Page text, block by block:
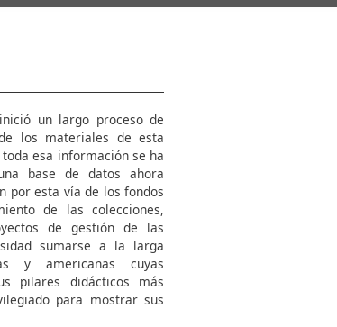
un largo proceso de
los materiales de esta
esa información se ha
base de datos ahora
por esta vía de los fondos
de las colecciones,
de gestión de las
sumarse a la larga
y americanas cuyas
pilares didácticos más
para mostrar sus